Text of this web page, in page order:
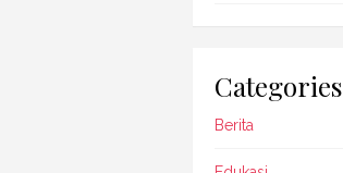
Categories
Berita